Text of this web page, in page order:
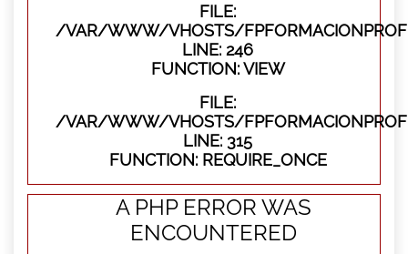
FILE:
/VAR/WWW/VHOSTS/
LINE: 246
FUNCTION: VIEW
FILE:
/VAR/WWW/VHOSTS/
LINE: 315
FUNCTION: REQUIRE_ONCE
A PHP ERROR WAS
ENCOUNTERED